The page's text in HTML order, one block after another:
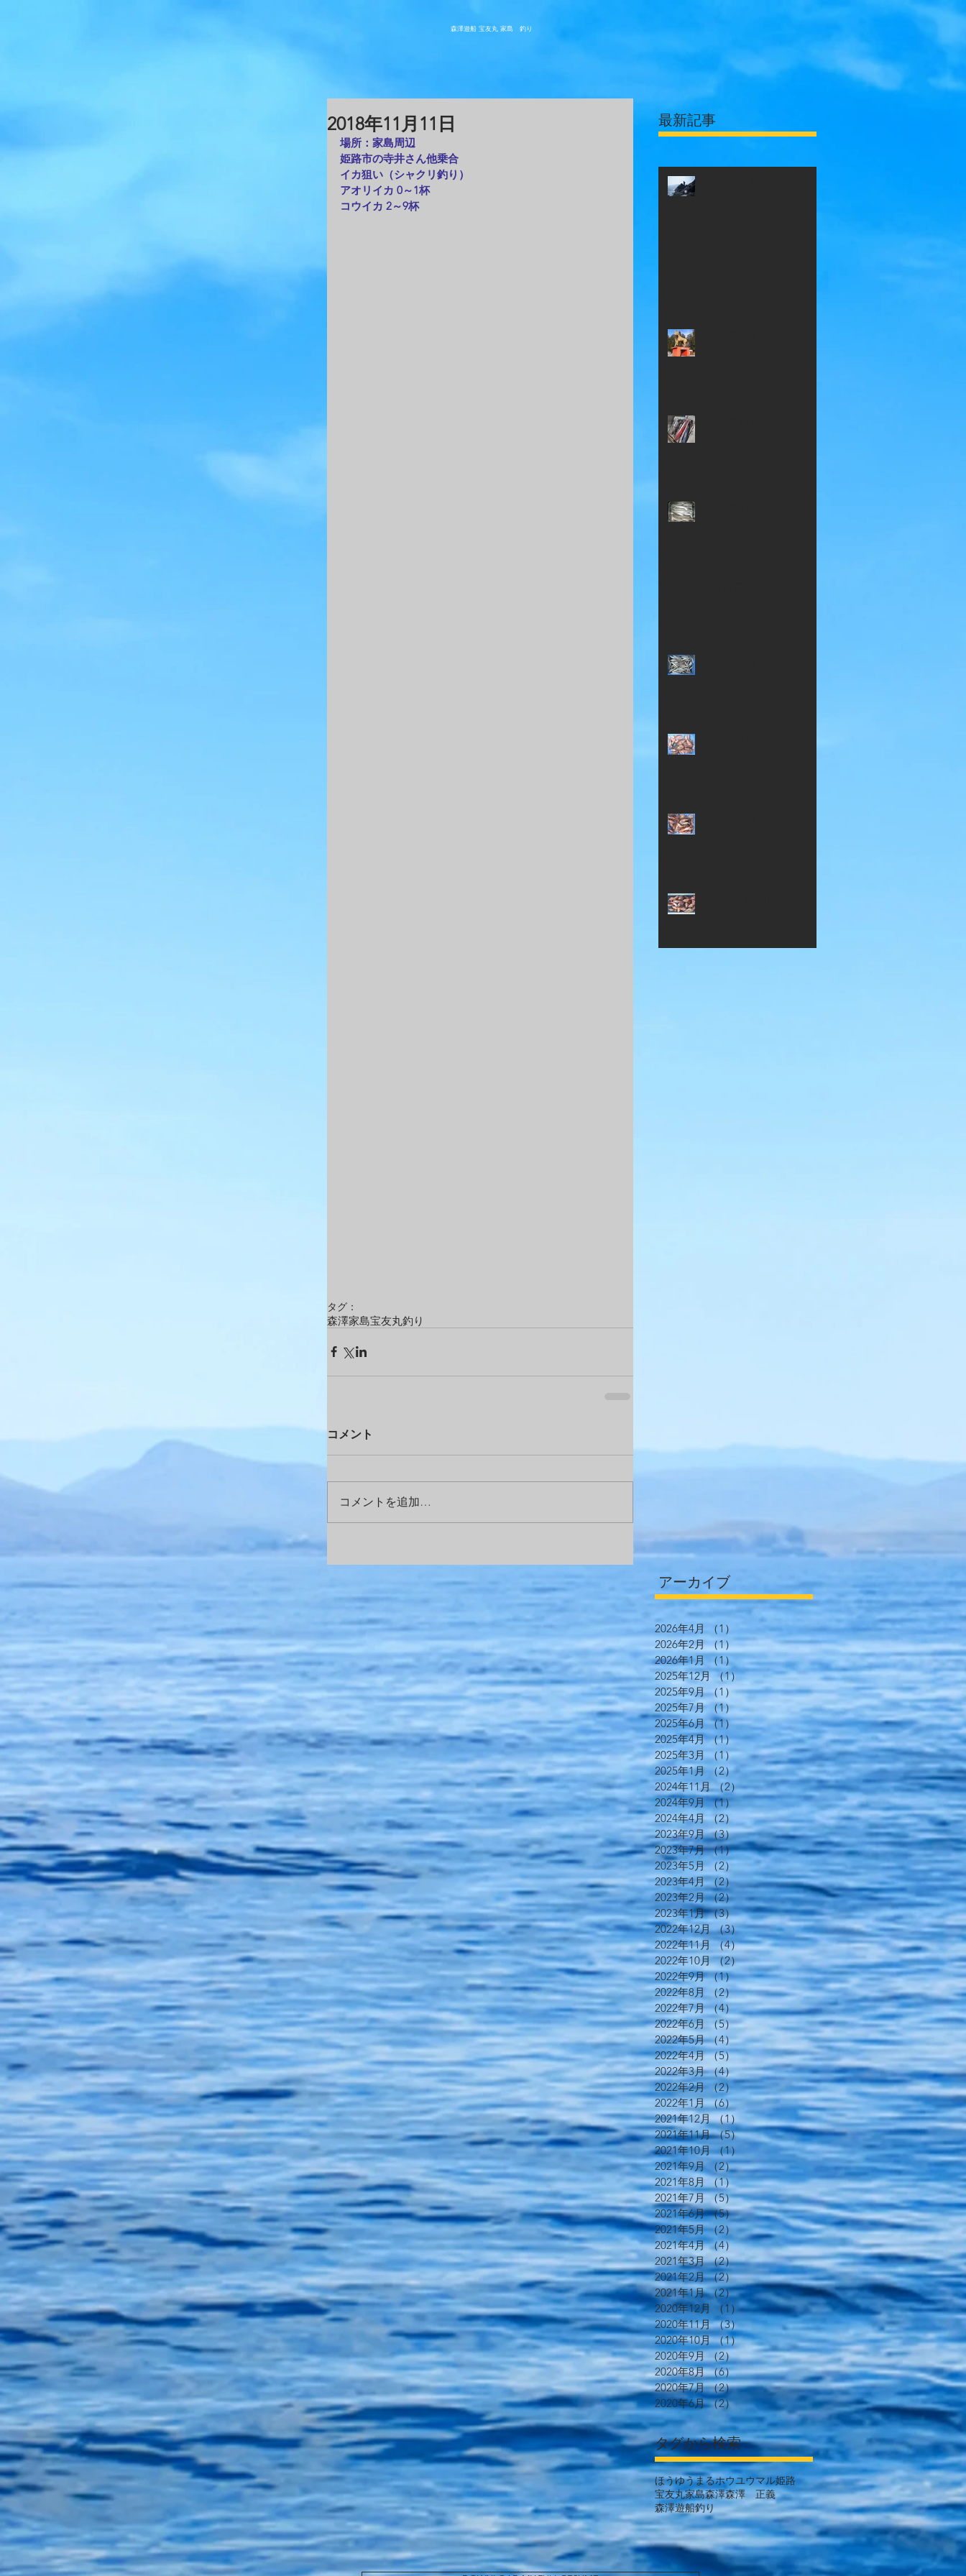
森澤遊船 宝友丸 ​家島 釣り
2018年11月11日
場所：家島周辺
姫路市の寺井さん他乗合
​イカ狙い（シャクリ釣り）
アオリイカ 0～1杯
コウイカ 2～9杯
タグ：
森澤家島宝友丸釣り
コメント
コメントを追加…
最新記事
アーカイブ
2026年4月 （1）
1件の記事
2026年2月 （1）1件の記事
2026年1月 （1）
1件の記事
2025年12月 （1）1件の記事
2025年9月 （1）1件の記事
2025年7月 （1） 1件の記事
2025年6月 （1）1件の記事
2025年4月 （1）1件の記事
2025年3月 （1）1件の記事
2025年1月 （2）2件の記事
2024年11月 （2）2件の記事
2024年9月 （1）
1件の記事
2024年4月 （2）
2件の記事
2023年9月 （3）3件の記事
2023年7月 （1）1件の記事
2023年5月 （2）
2件の記事
2023年4月 （2）2件の記事
2023年2月 （2）
2件の記事
2023年1月 （3）3件の記事
2022年12月 （3）3件の記事
2022年11月 （4）4件の記事
2022年10月 （2）2件の記事
2022年9月 （1）1件の記事
2022年8月
（2）2件の記事
2022年7月 （4）4件の記事
2022年6月
（5）5件の記事
2022年5月 （4）4件の記事
2022年4月 （5）5件の記事
2022年3月 （4）4件の記事
2022年2月
（2）2件の記事
2022年1月 （6）
6件の記事
2021年12月 （1）
1件の記事
2021年11月 （5）5件の記事
2021年10月 （1）
1件の記事
2021年9月 （2）2件の記事
2021年8月 （1）1件の記事
2021年7月 （5）5件の記事
2021年6月 （5）5件の記事
2021年5月 （2） 2件の記事
2021年4月 （4）4件の記事
2021年3月 （2）2件の記事
2021年2月 （2）2件の記事
2021年1月 （2）2件の記事
2020年12月
（1）1件の記事
2020年11月 （3）3件の記事
2020年10月 （1）1件の記事
2020年9月 （2）2件の記事
2020年8月 （6）6件の記事
2020年7月 （2）2件の記事
2020年6月 （2）2件の記事
タグから検索
ほうゆうまるホウユウマル姫路
宝友丸家島森澤森澤 正義
森澤遊船釣り